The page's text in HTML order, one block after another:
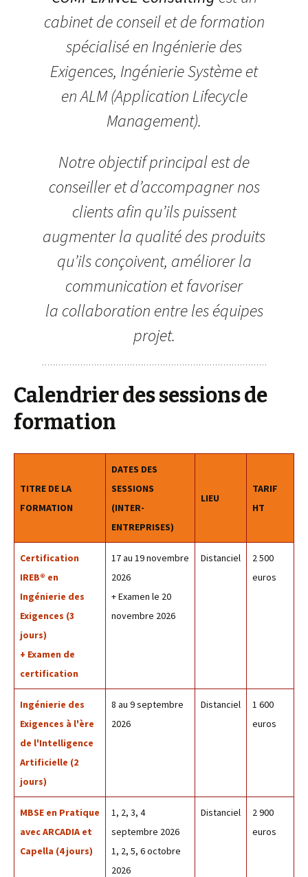
cabinet de conseil et de formation
spécialisé en Ingénierie des
Exigences, Ingénierie Système et
en ALM (Application Lifecycle
Management).
Notre objectif principal est de
conseiller et d’accompagner nos
clients afin qu’ils puissent
augmenter la qualité des produits
qu’ils conçoivent, améliorer la
communication et favoriser
la collaboration entre les équipes
projet.
Calendrier des sessions de
formation
TITRE DE LA
FORMATION
DATES DES
SESSIONS
(INTER-
ENTREPRISES)
LIEU
TARIF
HT
Certification
IREB® en
Ingénierie des
Exigences (3
jours)
+ Examen de
certification
17 au 19 novembre
2026
+ Examen le 20
novembre 2026
Distanciel
2 500
euros
Ingénierie des
Exigences à l'ère
de l'Intelligence
Artificielle (2
jours)
8 au 9 septembre
2026
Distanciel
1 600
euros
MBSE en Pratique
avec ARCADIA et
Capella (4 jours)
1, 2, 3, 4
septembre 2026
1, 2, 5, 6 octobre
2026
Distanciel
2 900
euros